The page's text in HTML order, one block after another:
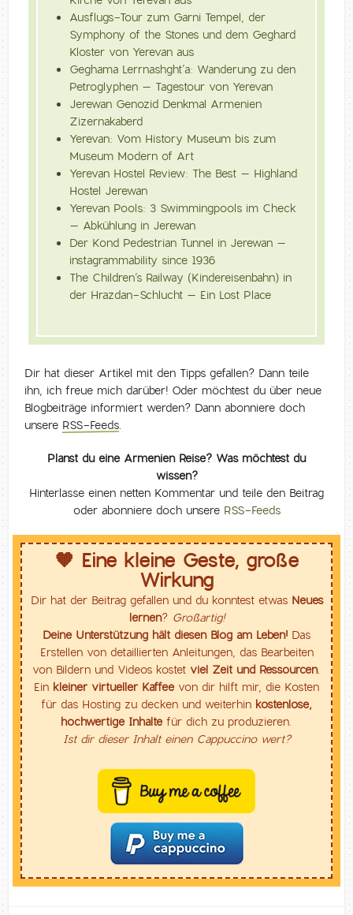
Ausflugs-Tour zum Garni Tempel, der
Symphony of the Stones und dem Geghard
Kloster von Yerevan aus
Geghama Lerrnashght’a: Wanderung zu den
Petroglyphen – Tagestour von Yerevan
Jerewan Genozid Denkmal Armenien
Zizernakaberd
Yerevan: Vom History Museum bis zum
Museum Modern of Art
Yerevan Hostel Review: The Best – Highland
Hostel Jerewan
Yerevan Pools: 3 Swimmingpools im Check
– Abkühlung in Jerewan
Der Kond Pedestrian Tunnel in Jerewan –
instagrammability since 1936
The Children’s Railway (Kindereisenbahn) in
der Hrazdan-Schlucht – Ein Lost Place
Dir hat dieser Artikel mit den Tipps gefallen? Dann teile
ihn, ich freue mich darüber! Oder möchtest du über neue
Blogbeiträge informiert werden? Dann abonniere doch
unsere RSS-Feeds.
Planst du eine Armenien Reise? Was möchtest du
wissen?
Hinterlasse einen netten Kommentar und teile den Beitrag
oder abonniere doch unsere RSS-Feeds
🧡 Eine kleine Geste, große
Wirkung
Dir hat der Beitrag gefallen und du konntest etwas Neues
lernen? Großartig!
Deine Unterstützung hält diesen Blog am Leben! Das
Erstellen von detaillierten Anleitungen, das Bearbeiten
von Bildern und Videos kostet viel Zeit und Ressourcen.
Ein kleiner virtueller Kaffeevon dir hilft mir, die Kosten
für das Hosting zu decken und weiterhin kostenlose,
hochwertige Inhaltefür dich zu produzieren.
Ist dir dieser Inhalt einen Cappuccino wert?